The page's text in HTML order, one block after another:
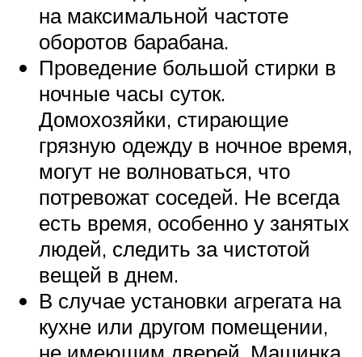
на максимальной частоте
оборотов барабана.
Проведение большой стирки в
ночные часы суток.
Домохозяйки, стирающие
грязную одежду в ночное время,
могут не волноваться, что
потревожат соседей. Не всегда
есть время, особенно у занятых
людей, следить за чистотой
вещей в днем.
В случае установки агрегата на
кухне или другом помещении,